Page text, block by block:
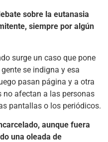
sobre la eutanasia
siempre por algún
surge un caso que pone
se indigna y esa
pasan página y a otra
no afectan a las personas
pantallas o los periódicos.
aunque fuera
una oleada de